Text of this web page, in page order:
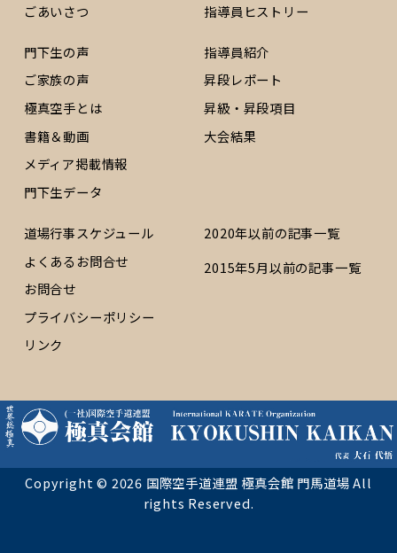
ごあいさつ
指導員ヒストリー
門下生の声
ご家族の声
極真空手とは
書籍＆動画
メディア掲載情報
門下生データ
指導員紹介
昇段レポート
昇級・昇段項目
大会結果
道場行事スケジュール
よくあるお問合せ
お問合せ
プライバシーポリシー
リンク
2020年以前の記事一覧
2015年5月以前の記事一覧
Copyright © 2026 国際空手道連盟 極真会館 門馬道場 All
rights Reserved.